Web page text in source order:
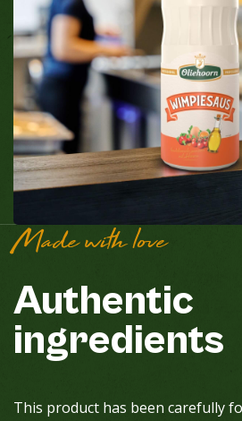
Made with love
Authentic
ingredients
This product has been carefully